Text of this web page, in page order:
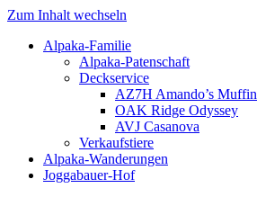
Zum Inhalt wechseln
Alpaka-Familie
Alpaka-Patenschaft
Deckservice
AZ7H Amando’s Muffin
OAK Ridge Odyssey
AVJ Casanova
Verkaufstiere
Alpaka-Wanderungen
Joggabauer-Hof